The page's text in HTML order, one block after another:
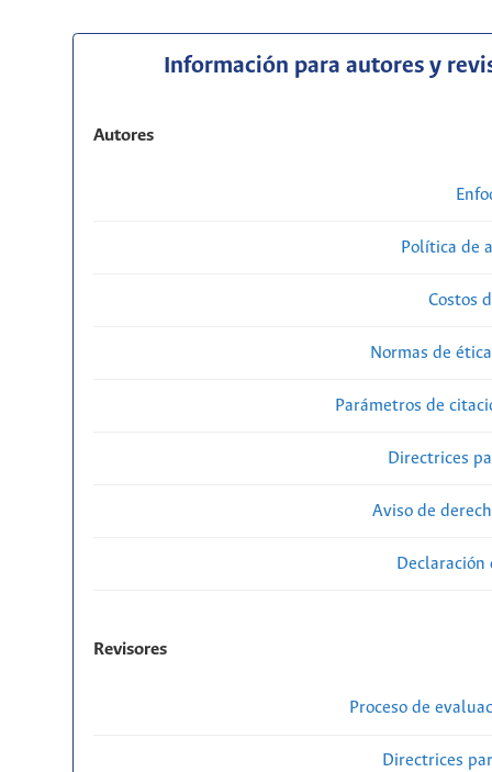
Información para autores y
Autores
Política de
Costos
Normas de
Parámetros de
Directrices
Aviso de
Revisores
Proceso de
Directrices